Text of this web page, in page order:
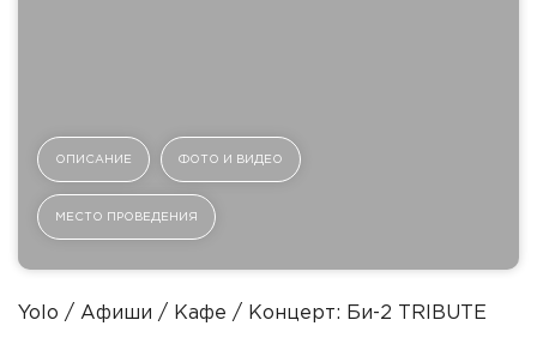
ОПИСАНИЕ ФОТО И ВИДЕО
МЕСТО ПРОВЕДЕНИЯ
Yolo Афиши Кафе Концерт: Би-2 TRIBUTE